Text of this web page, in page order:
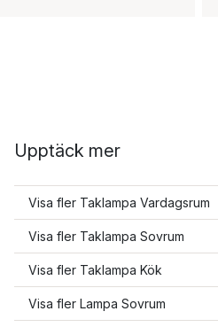
Upptäck mer
Visa fler Taklampa Vardagsrum
Visa fler Taklampa Sovrum
Visa fler Taklampa Kök
Visa fler Lampa Sovrum